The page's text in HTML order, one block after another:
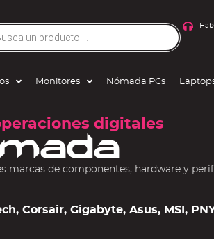
Monitores Nómada PCs
digitales
marcas de componentes, hardware y
Corsair, Gigabyte, Asus, MSI,